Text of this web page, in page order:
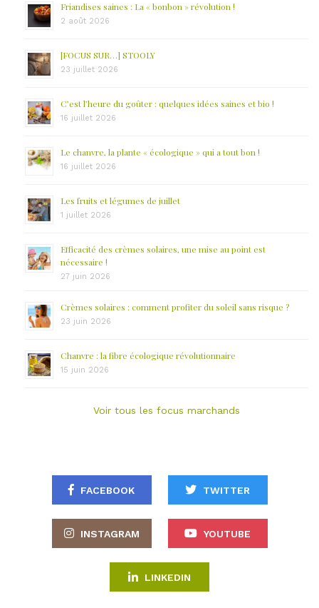
Friandises saines : La « bonbon » révolution !
2 août 2026
[FOCUS SUR…] STOOLY
23 juillet 2026
C’est l’heure du goûter : quelques idées saines et bio !
16 juillet 2026
Le chanvre, la plante « écologique » qui a tout bon !
16 juillet 2026
Les fruits et légumes de juillet
1 juillet 2026
Efficacité des crèmes solaires, une mise au point est
nécessaire !
27 juin 2026
Crèmes solaires : comment profiter du soleil sans risque ?
23 juin 2026
Chanvre : la fibre écologique révolutionnaire
15 juin 2026
Voir tous les focus marchands
FACEBOOK TWITTER
INSTAGRAM YOUTUBE
LINKEDIN